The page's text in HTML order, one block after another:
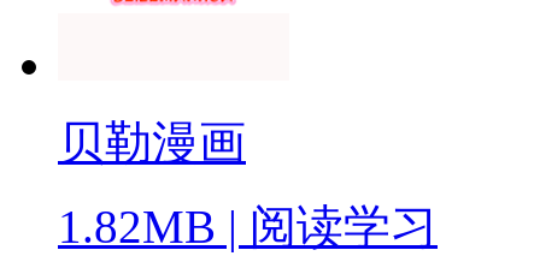
贝勒漫画
1.82MB | 阅读学习